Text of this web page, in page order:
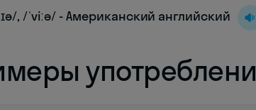
, /ˈviːə/ - Американский английский